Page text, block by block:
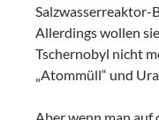
Salzwasserreaktor-
Allerdings wollen
Tschernobyl nicht
„Atommüll“ und